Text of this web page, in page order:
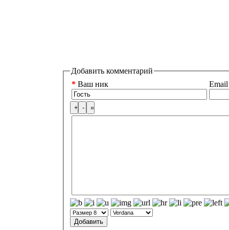
Добавить комментарий
* Ваш ник Email